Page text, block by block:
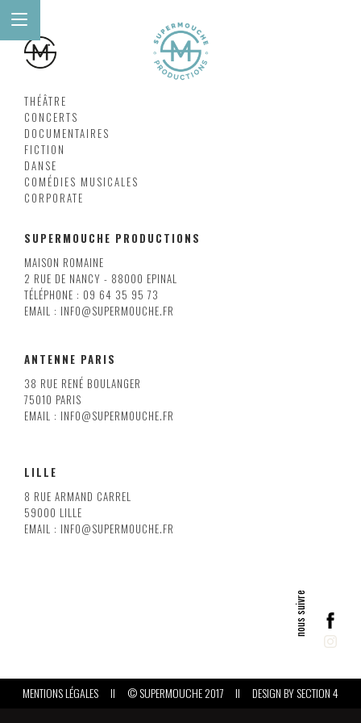
THÉÂTRE
CONCERTS
DOCUMENTAIRES
FICTION
DANSE
COMÉDIES MUSICALES
CORPORATE
SUPERMOUCHE PRODUCTIONS
MAISON ROMAINE
2 RUE DE NANCY - 88000 EPINAL
TÉLÉPHONE : 09 64 35 95 73
EMAIL : INFO@SUPERMOUCHE.FR
ANTENNE PARIS
38 RUE RENÉ BOULANGER
75010 PARIS
EMAIL : INFO@SUPERMOUCHE.FR
LILLE
8 RUE ARMAND CARREL
59000 LILLE
EMAIL : INFO@SUPERMOUCHE.FR
MENTIONS LÉGALES II © SUPERMOUCHE 2017 II DESIGN BYSECTION 4